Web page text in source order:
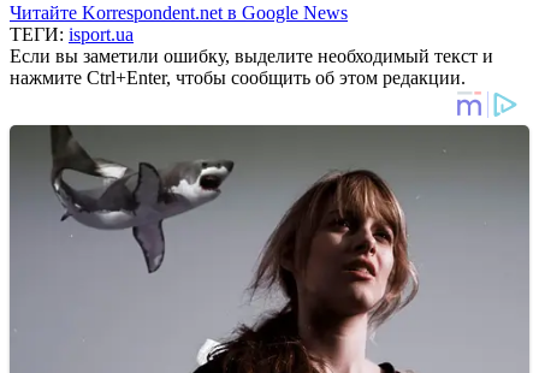
Читайте Korrespondent.net в Google News
ТЕГИ: isport.ua
Если вы заметили ошибку, выделите необходимый текст и
нажмите Ctrl+Enter, чтобы сообщить об этом редакции.